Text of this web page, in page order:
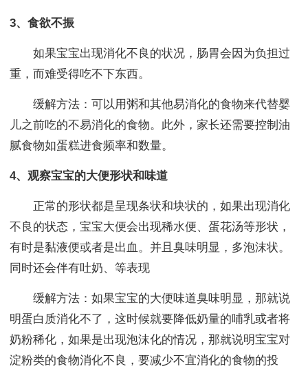
3、食欲不振
如果宝宝出现消化不良的状况，肠胃会因为负担过
重，而难受得吃不下东西。
缓解方法：可以用粥和其他易消化的食物来代替婴
儿之前吃的不易消化的食物。此外，家长还需要控制油
腻食物如蛋糕进食频率和数量。
4、观察宝宝的大便形状和味道
正常的形状都是呈现条状和块状的，如果出现消化
不良的状态，宝宝大便会出现稀水便、蛋花汤等形状，
有时是黏液便或者是出血。并且臭味明显，多泡沫状。
同时还会伴有吐奶、等表现
缓解方法：如果宝宝的大便味道臭味明显，那就说
明蛋白质消化不了，这时候就要降低奶量的哺乳或者将
奶粉稀化，如果是出现泡沫化的情况，那就说明宝宝对
淀粉类的食物消化不良，要减少不宜消化的食物的投